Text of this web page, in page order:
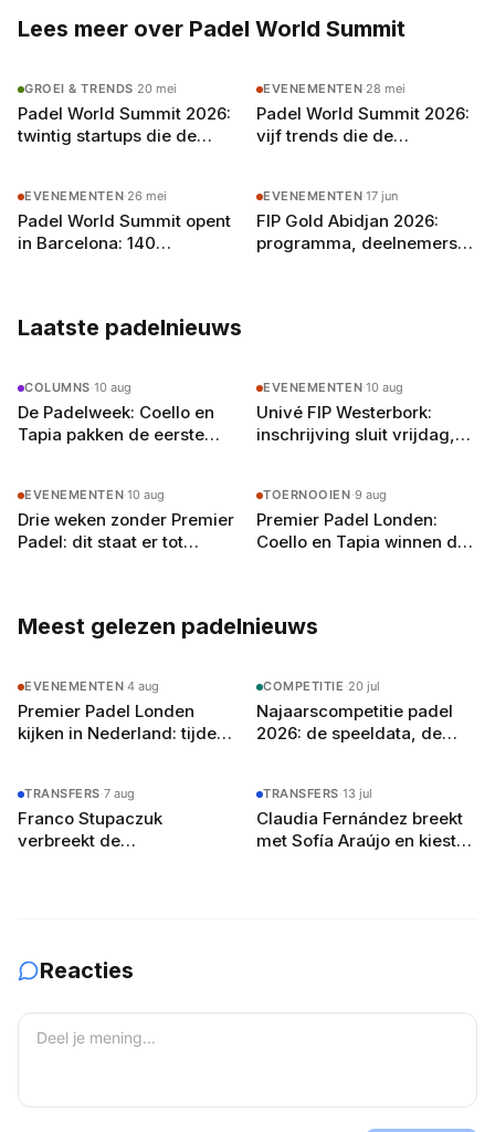
Lees meer over Padel World Summit
GROEI & TRENDS·20 mei
Padel World Summit 2026:
twintig startups die de
EVENEMENTEN·28 mei
Padel World Summit 2026:
vijf trends die de
EVENEMENTEN·26 mei
Padel World Summit opent
in Barcelona: 140
EVENEMENTEN·17 jun
FIP Gold Abidjan 2026:
programma, deelnemers
Laatste padelnieuws
COLUMNS·10 aug
De Padelweek: Coello en
Tapia pakken de eerste
EVENEMENTEN·10 aug
Univé FIP Westerbork:
inschrijving sluit vrijdag,
EVENEMENTEN·10 aug
Drie weken zonder Premier
Padel: dit staat er tot
TOERNOOIEN·9 aug
Premier Padel Londen:
Coello en Tapia winnen de
Meest gelezen padelnieuws
EVENEMENTEN·4 aug
Premier Padel Londen
kijken in Nederland: tijden,
COMPETITIE ·20 jul
Najaarscompetitie padel
2026: de speeldata, de
TRANSFERS·7 aug
Franco Stupaczuk
verbreekt de
TRANSFERS·13 jul
Claudia Fernández breekt
met Sofía Araújo en kiest
Reacties